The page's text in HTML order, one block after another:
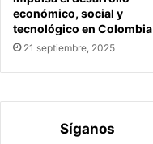
económico, social y
tecnológico en Colombia
21 septiembre, 2025
Síganos